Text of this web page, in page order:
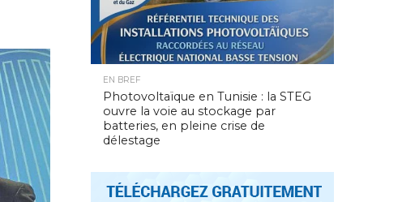
EN BREF
Photovoltaïque en Tunisie : la STEG
ouvre la voie au stockage par
batteries, en pleine crise de
délestage